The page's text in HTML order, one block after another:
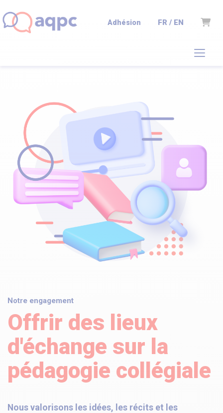
Adhésion FR / EN Panier
Notre engagement
Offrir des lieux
d'échange sur la
pédagogie collégiale
Nous valorisons les idées, les récits et les